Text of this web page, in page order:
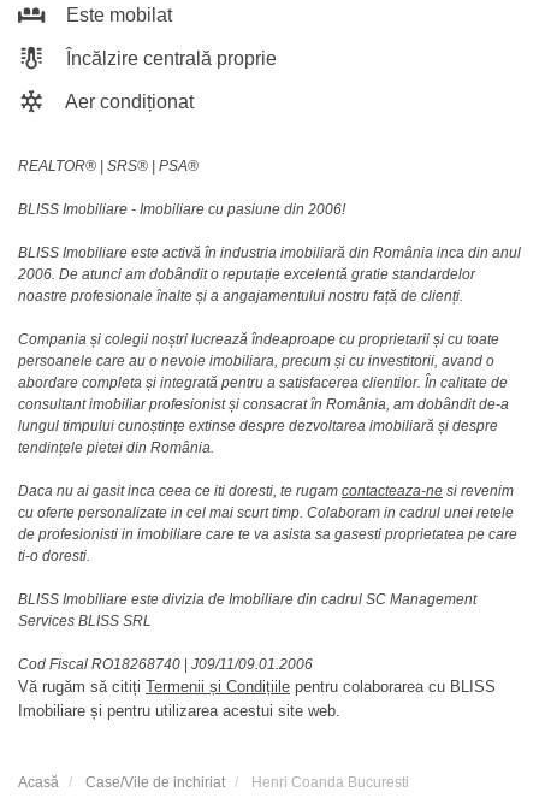
Este mobilat
Încălzire centrală proprie
Aer condiționat
REALTOR®️ | SRS®️ | PSA®️
BLISS Imobiliare - Imobiliare cu pasiune din 2006!
BLISS Imobiliare este activă în industria imobiliară din România inca din anul
2006. De atunci am dobândit o reputație excelentă gratie standardelor
noastre profesionale înalte și a angajamentului nostru față de clienți.
Compania și colegii noștri lucrează îndeaproape cu proprietarii și cu toate
persoanele care au o nevoie imobiliara, precum și cu investitorii, avand o
abordare completa și integrată pentru a satisfacerea clientilor. În calitate de
consultant imobiliar profesionist și consacrat în România, am dobândit de-a
lungul timpului cunoștințe extinse despre dezvoltarea imobiliară și despre
tendințele pietei din România.
Daca nu ai gasit inca ceea ce iti doresti, te rugam contacteaza-ne si revenim
cu oferte personalizate in cel mai scurt timp. Colaboram in cadrul unei retele
de profesionisti in imobiliare care te va asista sa gasesti proprietatea pe care
ti-o doresti.
BLISS Imobiliare este divizia de Imobiliare din cadrul SC Management
Services BLISS SRL
Cod Fiscal RO18268740 | J09/11/09.01.2006
Vă rugăm să citiți Termenii și Condițiile pentru colaborarea cu BLISS
Imobiliare și pentru utilizarea acestui site web.
Acasă Case/Vile de inchiriat Henri Coanda Bucuresti